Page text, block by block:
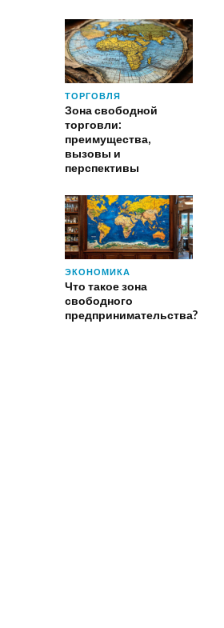
ТОРГОВЛЯ
Зона свободной
торговли:
преимущества,
вызовы и
перспективы
ЭКОНОМИКА
Что такое зона
свободного
предпринимательства?